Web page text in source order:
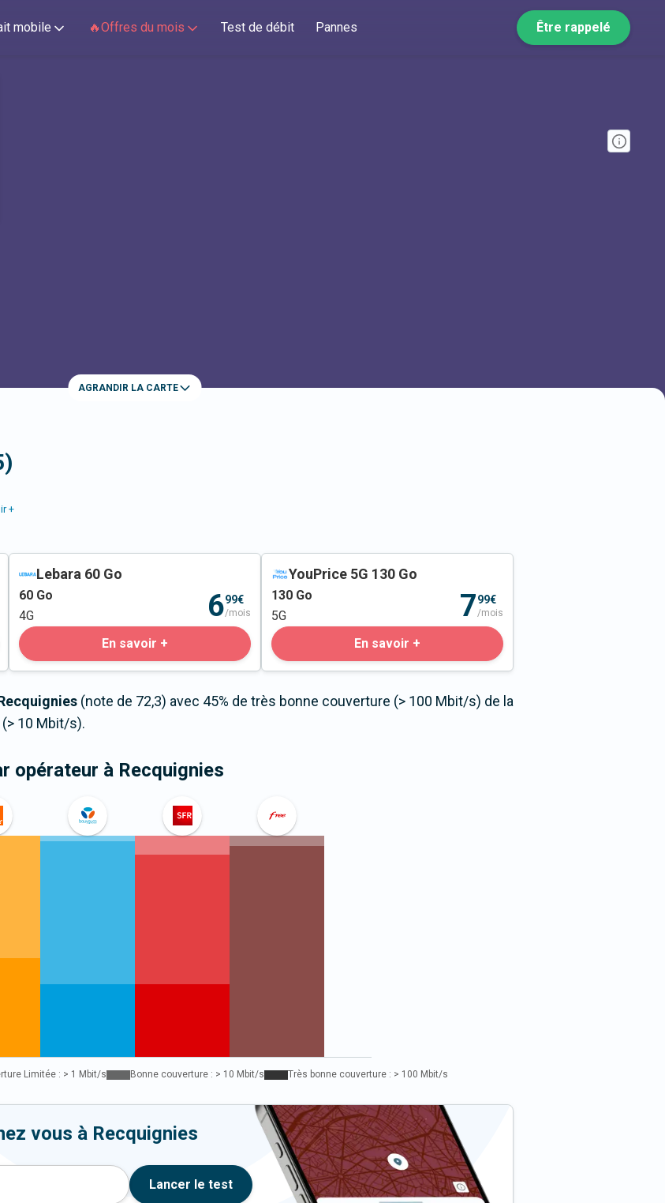
mobile 🔥Offres du mois Test de débit Pannes Être rappelé
AGRANDIR LA CARTE
+
Lebara 60 Go
60 Go
4G
699€
/mois
En savoir +
YouPrice 5G 130 Go
130 Go
5G
799€
/mois
En savoir +
(note de 72,3) avec 45% de très bonne couverture (> 100 Mbit/s) de la
10 Mbit/s).
opérateur à Recquignies
Limitée : > 1 Mbit/s Bonne couverture : > 10 Mbit/s Très bonne couverture : > 100 Mbit/s
vous à Recquignies
Lancer le test